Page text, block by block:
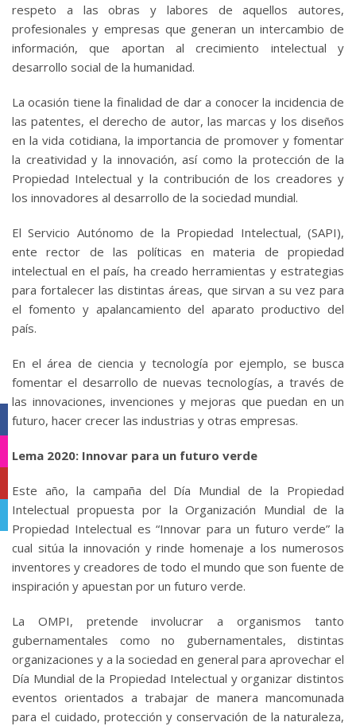
respeto a las obras y labores de aquellos autores,
profesionales y empresas que generan un intercambio de
información, que aportan al crecimiento intelectual y
desarrollo social de la humanidad.
La ocasión tiene la finalidad de dar a conocer la incidencia de
las patentes, el derecho de autor, las marcas y los diseños
en la vida cotidiana, la importancia de promover y fomentar
la creatividad y la innovación, así como la protección de la
Propiedad Intelectual y la contribución de los creadores y
los innovadores al desarrollo de la sociedad mundial.
El Servicio Autónomo de la Propiedad Intelectual, (SAPI),
ente rector de las políticas en materia de propiedad
intelectual en el país, ha creado herramientas y estrategias
para fortalecer las distintas áreas, que sirvan a su vez para
el fomento y apalancamiento del aparato productivo del
país.
En el área de ciencia y tecnología por ejemplo, se busca
fomentar el desarrollo de nuevas tecnologías, a través de
las innovaciones, invenciones y mejoras que puedan en un
futuro, hacer crecer las industrias y otras empresas.
Lema 2020: Innovar para un futuro verde
Este año, la campaña del Día Mundial de la Propiedad
Intelectual propuesta por la Organización Mundial de la
Propiedad Intelectual es “Innovar para un futuro verde” la
cual sitúa la innovación y rinde homenaje a los numerosos
inventores y creadores de todo el mundo que son fuente de
inspiración y apuestan por un futuro verde.
La OMPI, pretende involucrar a organismos tanto
gubernamentales como no gubernamentales, distintas
organizaciones y a la sociedad en general para aprovechar el
Día Mundial de la Propiedad Intelectual y organizar distintos
eventos orientados a trabajar de manera mancomunada
para el cuidado, protección y conservación de la naturaleza,
Facebook
Instagram
Telegram